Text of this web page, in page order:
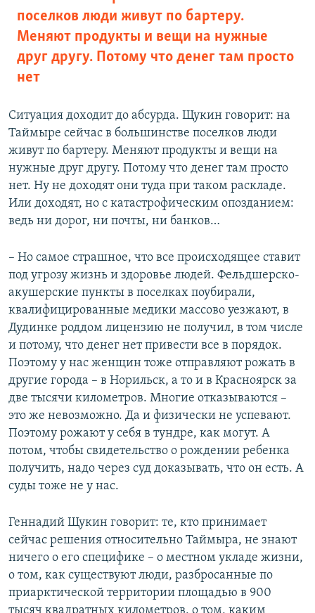
поселков люди живут по бартеру.
Меняют продукты и вещи на нужные
друг другу. Потому что денег там просто
нет​
Ситуация доходит до абсурда. Щукин говорит: на
Таймыре сейчас в большинстве поселков люди
живут по бартеру. Меняют продукты и вещи на
нужные друг другу. Потому что денег там просто
нет. Ну не доходят они туда при таком раскладе.
Или доходят, но с катастрофическим опозданием:
ведь ни дорог, ни почты, ни банков…
– Но самое страшное, что все происходящее ставит
под угрозу жизнь и здоровье людей. Фельдшерско-
акушерские пункты в поселках поубирали,
квалифицированные медики массово уезжают, в
Дудинке роддом лицензию не получил, в том числе
и потому, что денег нет привести все в порядок.
Поэтому у нас женщин тоже отправляют рожать в
другие города – в Норильск, а то и в Красноярск за
две тысячи километров. Многие отказываются –
это же невозможно. Да и физически не успевают.
Поэтому рожают у себя в тундре, как могут. А
потом, чтобы свидетельство о рождении ребенка
получить, надо через суд доказывать, что он есть. А
суды тоже не у нас.
Геннадий Щукин говорит: те, кто принимает
сейчас решения относительно Таймыра, не знают
ничего о его специфике – о местном укладе жизни,
о том, как существуют люди, разбросанные по
приарктической территории площадью в 900